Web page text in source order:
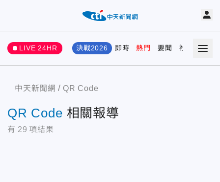
LIVE 24HR 決戰2026 即時 熱門 要聞 社會 娛樂
中天新聞網 QR Code
QR Code 相關報導
有 29 項結果